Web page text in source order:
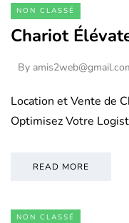
NON CLASSÉ
Chariot
By
Location et Vente de
Optimisez Votre
READ MORE
NON CLASSÉ